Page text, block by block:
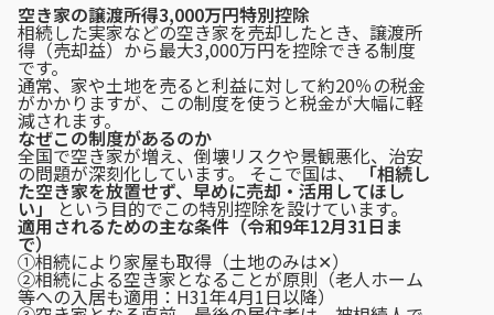
空き家の譲渡所得3,000万円特別控除
相続した実家などの空き家を売却したとき、譲渡所
得（売却益）から最大3,000万円を控除できる制度
です。
通常、家や土地を売ると利益に対して約20％の税金
がかかりますが、この制度を使うと税金が大幅に軽
減されます。
なぜこの制度があるのか
全国で空き家が増え、倒壊リスクや景観悪化、治安
の問題が深刻化しています。 そこで国は、「相続し
た空き家を放置せず、早めに売却・活用してほし
い」という目的でこの特別控除を設けています。
適用されるための主な条件（令和9年12月31日ま
で）
①相続により家屋も取得（土地のみは✕）
②相続による空き家となることが原則（老人ホーム
等への入居も適用：H31年4月1日以降）